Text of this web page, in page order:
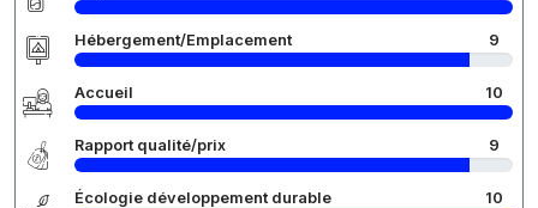
Hébergement/Emplacement 9
Accueil 10
Rapport qualité/prix 9
Écologie développement durable 10